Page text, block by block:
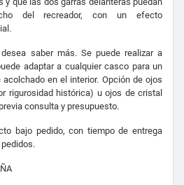
del recreador, con un efecto
saber más. Se puede realizar a
adaptar a cualquier casco para un
en el interior. Opción de ojos
rigurosidad histórica) u ojos de cristal
consulta y presupuesto.
bajo pedido, con tiempo de entrega